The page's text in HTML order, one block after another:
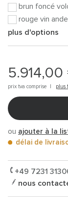
brun foncé
rouge vin
plus d'options
5.914,00
prix tva comprise | plus
ou ajouter à la
délai de
+49 7231
nous